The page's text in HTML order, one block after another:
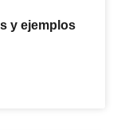
y ejemplos